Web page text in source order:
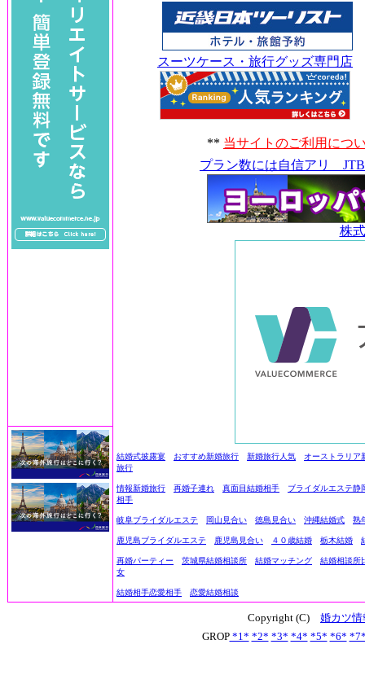
スーツケース・旅行グッズ専門店
** 当サイトのご利用につ
プラン数には自信アリ JTB
株
結婚式披露宴 おすすめ新婚旅行 新婚旅行人気
オーストラリア
旅行
情報新婚旅行 再婚子連れ 真面目結婚相手
ブライダルエステ静
相手
岐阜ブライダルエステ 岡山見合い 徳島見合い 沖縄結婚式 熟
鹿児島ブライダルエステ 鹿児島見合い ４０歳結婚 栃木結婚
再婚パーティー 茨城県結婚相談所 結婚マッチング
結婚相談所
女
結婚相手恋愛相手 恋愛結婚相談
Copyright (C) 婚カツ
GROP*1* *2* *3* *4* *5* *6*